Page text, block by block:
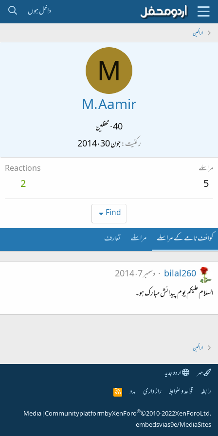
داخل ہوں
اراکین
M
M. Aamir
محفلین·40
رکنیت جون 30، 2014
مراسلے
5
Reactions
2
Find
کوائف نامے کے مراسلے مراسلے تعارف
bilal260
دسمبر 7، 2014
السلام علیکم یوم پیدائش مبارک ہو۔
اراکین
مہر
اردو جدید
رابطہ قواعد و ضوابط راز داری مدد
R
S
Community platform by XenForo®© 2010-2022 XenForo Ltd.
|
Media
embeds via s9e/MediaSites